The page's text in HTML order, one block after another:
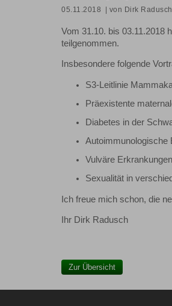
05.11.2018 | von Dirk Radusch
Vom 31.10. bis 03.11.2018
teilgenommen.
Insbesondere folgende
S3-Leitlinie
Präexistente
Diabetes in der
Autoimmunologische
Vulväre
Sexualität in
Ich freue mich schon, die
Ihr Dirk Radusch
Zur Übersicht